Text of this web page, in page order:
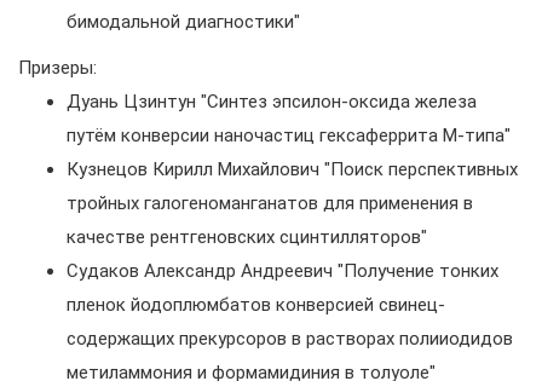
бимодальной диагностики"
Призеры:
Дуань Цзинтун "Синтез эпсилон-оксида железа
путём конверсии наночастиц гексаферрита М-типа"
Кузнецов Кирилл Михайлович "Поиск перспективных
тройных галогеноманганатов для применения в
качестве рентгеновских сцинтилляторов"
Судаков Александр Андреевич "Получение тонких
пленок йодоплюмбатов конверсией свинец-
содержащих прекурсоров в растворах полииодидов
метиламмония и формамидиния в толуоле"